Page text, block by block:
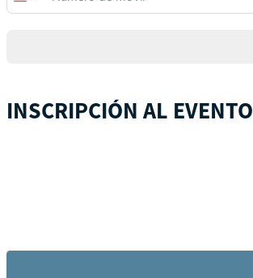
States
INSCRIPCIÓN AL EVENTO